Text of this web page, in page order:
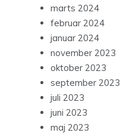
marts 2024
februar 2024
januar 2024
november 2023
oktober 2023
september 2023
juli 2023
juni 2023
maj 2023